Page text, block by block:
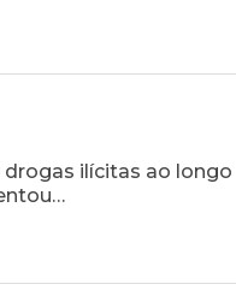
ilícitas ao longo